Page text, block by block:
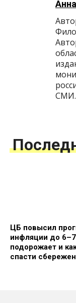
СМИ.
ЦБ повысил
инфляции до
подорожает и
спасти